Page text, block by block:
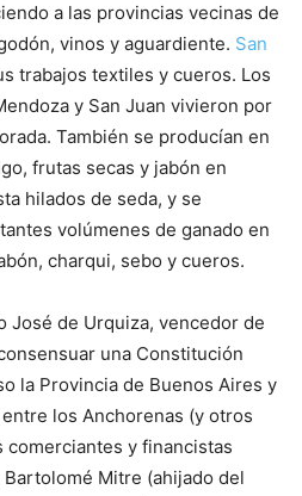
a las provincias vecinas de
vinos y aguardiente. San
trabajos textiles y cueros. Los
y San Juan vivieron por
También se producían en
frutas secas y jabón en
hilados de seda, y se
volúmenes de ganado en
charqui, sebo y cueros.
José de Urquiza, vencedor de
una Constitución
la Provincia de Buenos Aires y
los Anchorenas (y otros
y financistas
Mitre (ahijado del